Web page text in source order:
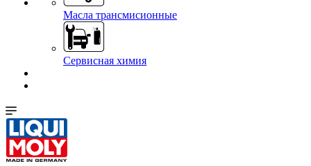
Масла трансмисионные
Сервисная химия